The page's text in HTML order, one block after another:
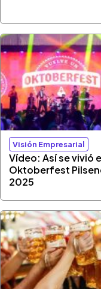
Visión Empresarial
Vídeo: Así se vivió
Oktoberfest
2025